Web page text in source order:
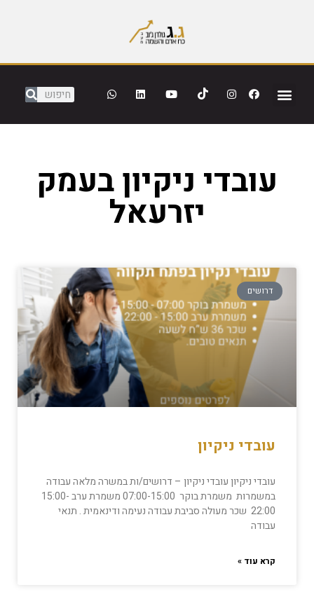
עובדי ניקיון בעמק
יזרעאל
דרושים
עובדי ניקיון
עובדי ניקיון עובדי ניקיון – דרושים/ות במשרה מלאה עבודה
במשמרות משמרת בוקר 07:00-15:00 משמרת ערב 15:00-
22:00 שכר מעולה סביבת עבודה נעימה ודינאמית . תנאי
עבודה
קרא עוד »